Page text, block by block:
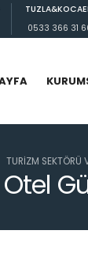
0533 366 31
TURIZM SEKTÖRÜ